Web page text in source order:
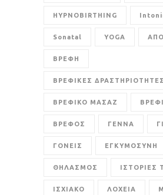
HYPNOBIRTHING
Sonatal YOGA
ΒΡΕΦΗ
ΒΡΕΦΙΚΕΣ ΔΡΑΣΤΗΡΙΟΤΗΤΕΣ
ΒΡΕΦΙΚΟ ΜΑΣΑΖ
ΒΡΕΦΟΣ ΓΕΝΝΑ
ΓΟΝΕΙΣ ΕΓΚΥΜΟΣΥΝΗ
ΘΗΛΑΣΜΟΣ ΙΣΤΟΡΙΕΣ
ΙΣΧΙΑΚΟ ΛΟΧΕΙΑ